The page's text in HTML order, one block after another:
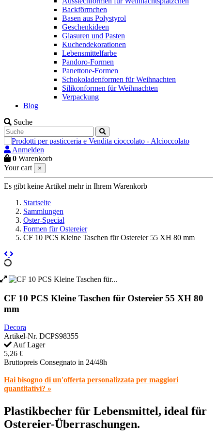
Backförmchen
Basen aus Polystyrol
Geschenkideen
Glasuren und Pasten
Kuchendekorationen
Lebensmittelfarbe
Pandoro-Formen
Panettone-Formen
Schokoladenformen für Weihnachten
Silikonformen für Weihnachten
Verpackung
Blog
Suche
Anmelden
0 Warenkorb
Your cart
×
Es gibt keine Artikel mehr in Ihrem Warenkorb
Startseite
Sammlungen
Oster-Special
Formen für Ostereier
CF 10 PCS Kleine Taschen für Ostereier 55 XH 80 mm
CF 10 PCS Kleine Taschen für Ostereier 55 XH 80
mm
Decora
Artikel-Nr. DCPS98355
Auf Lager
5,26 €
Bruttopreis Consegnato in 24/48h
Hai bisogno di un'offerta personalizzata per maggiori
quantitativi? »
Plastikbecher für Lebensmittel, ideal für
Ostereier-Überraschungen.